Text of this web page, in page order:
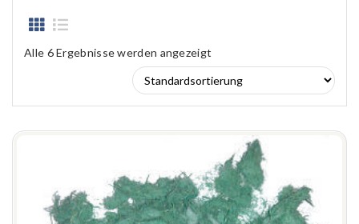
Alle 6 Ergebnisse werden angezeigt